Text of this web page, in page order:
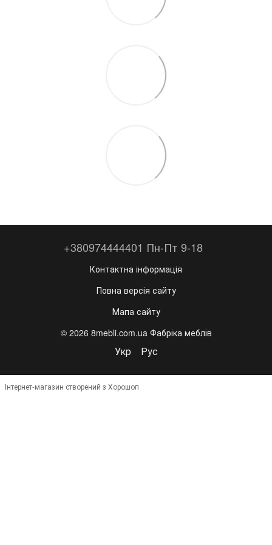
+380974444401 Пн-Пт 9-18
Контактна інформація
Повна версія сайту
Мапа сайту
© 2026 8mebli.com.ua Фабріка меблів
Укр Рус
Інтернет-магазин створений з Хорошоп